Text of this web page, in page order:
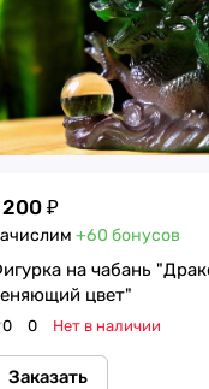
200 ₽
+60 бонусов
на чабань
цвет"
0 0 Нет в наличии
Заказать